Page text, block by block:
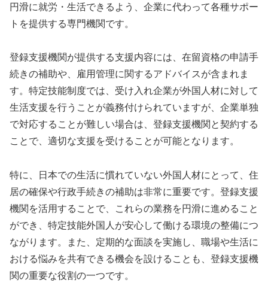
円滑に就労・生活できるよう、企業に代わって各種サポー
トを提供する専門機関です。
登録支援機関が提供する支援内容には、在留資格の申請手
続きの補助や、雇用管理に関するアドバイスが含まれま
す。特定技能制度では、受け入れ企業が外国人材に対して
生活支援を行うことが義務付けられていますが、企業単独
で対応することが難しい場合は、登録支援機関と契約する
ことで、適切な支援を受けることが可能となります。
特に、日本での生活に慣れていない外国人材にとって、住
居の確保や行政手続きの補助は非常に重要です。登録支援
機関を活用することで、これらの業務を円滑に進めること
ができ、特定技能外国人が安心して働ける環境の整備につ
ながります。また、定期的な面談を実施し、職場や生活に
おける悩みを共有できる機会を設けることも、登録支援機
関の重要な役割の一つです。